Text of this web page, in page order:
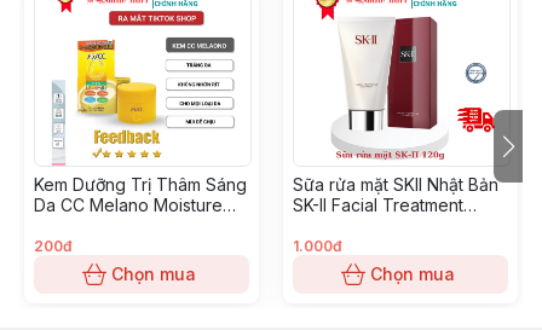
Kem Dưỡng Trị Thâm Sáng
Da CC Melano Moisture
200đ
Chọn mua
￼Sữa rửa mặt SKII Nhật Bản
SK-II Facial Treatment
120g
1.000đ
Chọn mua